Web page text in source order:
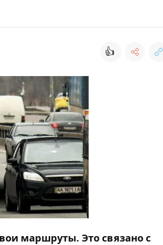
👍
маршруты. Это связано с